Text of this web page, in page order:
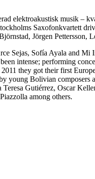
elektroakustisk musik –
Saxofonkvartett
Jörgen Pettersson,
Sejas, Sofía Ayala and
intense; performing
they got their first
Bolivian composers
Gutiérrez, Oscar
among others.